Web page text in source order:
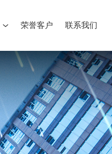
荣誉客户 联系我们